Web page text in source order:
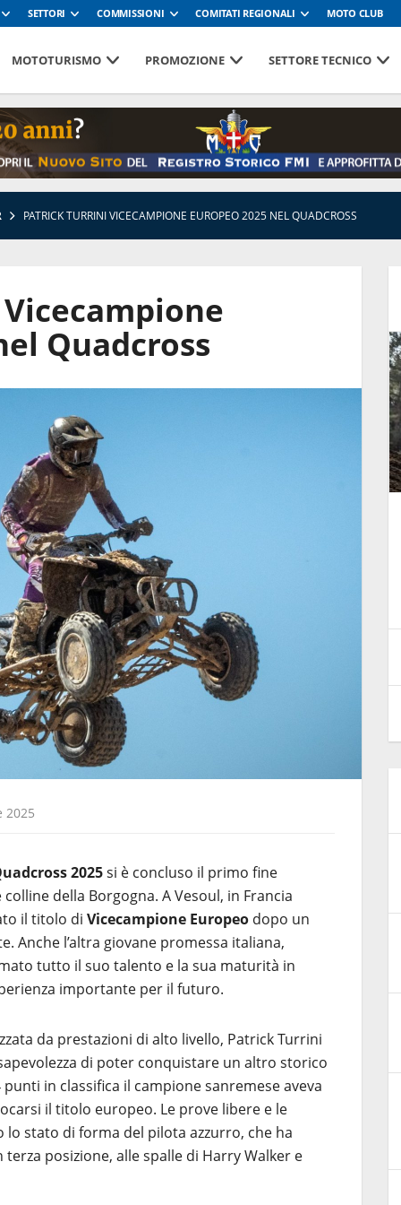
SETTORI COMMISSIONI COMITATI REGIONALI MOTO CLUB
MOTOTURISMO PROMOZIONE SETTORE TECNICO
PATRICK TURRINI VICECAMPIONE EUROPEO 2025 NEL QUADCROSS
Quadcross
2025
2025si è concluso il primo fine
della Borgogna. A Vesoul, in Francia
il titolo di Vicecampione Europeo dopo un
Anche l’altra giovane promessa italiana,
tutto il suo talento e la sua maturità in
importante per il futuro.
da prestazioni di alto livello, Patrick Turrini
di poter conquistare un altro storico
punti in classifica il campione sanremese aveva
il titolo europeo. Le prove libere e le
stato di forma del pilota azzurro, che ha
posizione, alle spalle di Harry Walker e
per
Il 2026 della Maglia Azzurra
scatta ora!
20 Giugno 2026